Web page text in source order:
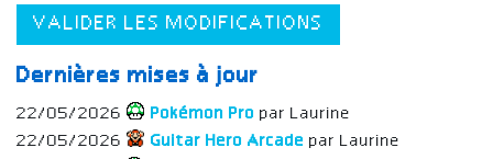
VALIDER LES MODIFICATIONS
Dernières mises à jour
22/05/2026 Pokémon Pro par Laurine
22/05/2026
Guitar Hero Arcade par Laurine